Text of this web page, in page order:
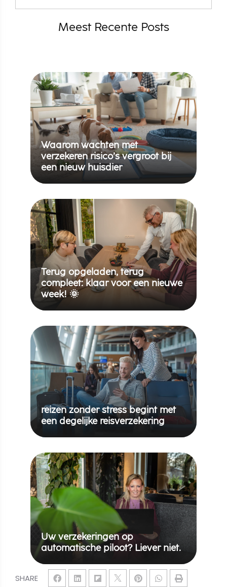
SHARE
Meest Recente Posts
Waarom wachten met
verzekeren risico’s vergroot bij
een nieuw huisdier
Terug opgeladen, terug
compleet: klaar voor een nieuwe
week! 🌞
reizen zonder stress begint met
een degelijke reisverzekering
Uw verzekeringen op
automatische piloot? Liever niet.